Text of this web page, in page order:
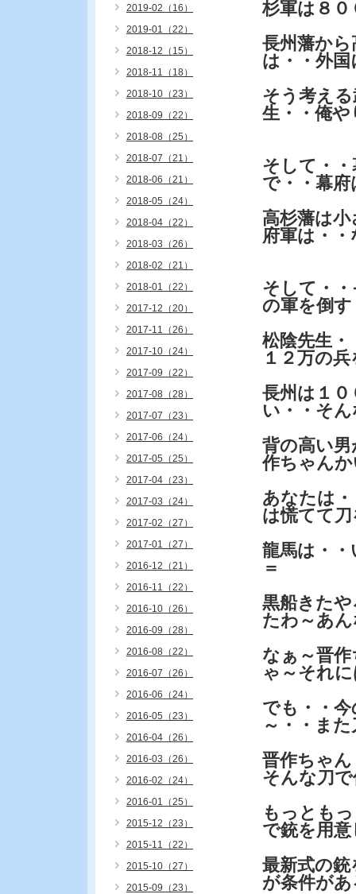
杉軍は８０
長州藩か
は・・外
そう考え
生・・俺
そして・
で・・幕
高杉藩は
府軍は・
そして・
の軍を倒
松陰先生
１２万の
長州は１
い・・そ
背の高い
作ちゃん
あなたは
は慌てて
龍馬は・
＝
黒船きた
たわ～あ
なぁ～晋
ゃ～それ
でも・・
～・・ま
晋作ちゃ
そんな刀
もっとも
で銃を用
最新式の
が条件が
2019-02（16）
2019-01（22）
2018-12（15）
2018-11（18）
2018-10（23）
2018-09（22）
2018-08（25）
2018-07（21）
2018-06（21）
2018-05（24）
2018-04（22）
2018-03（26）
2018-02（21）
2018-01（22）
2017-12（20）
2017-11（26）
2017-10（24）
2017-09（22）
2017-08（28）
2017-07（23）
2017-06（24）
2017-05（25）
2017-04（23）
2017-03（24）
2017-02（27）
2017-01（27）
2016-12（21）
2016-11（22）
2016-10（26）
2016-09（28）
2016-08（22）
2016-07（26）
2016-06（24）
2016-05（23）
2016-04（26）
2016-03（26）
2016-02（24）
2016-01（25）
2015-12（23）
2015-11（22）
2015-10（27）
2015-09（23）